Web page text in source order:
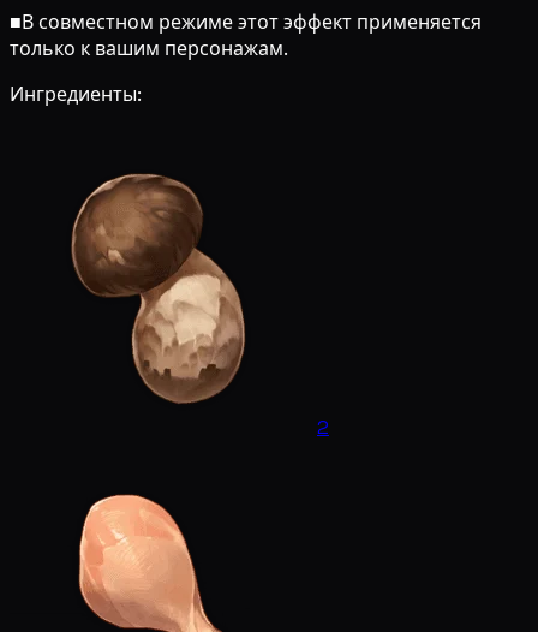
■В совместном режиме этот эффект применяется
только к вашим персонажам.
Ингредиенты:
2